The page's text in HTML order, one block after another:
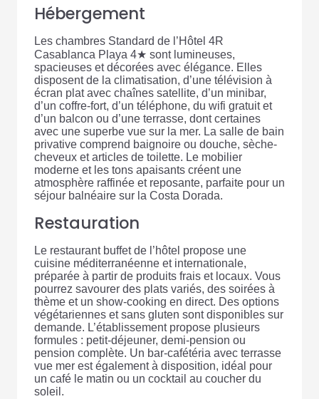
Hébergement
Les chambres Standard de l’Hôtel 4R
Casablanca Playa 4★ sont lumineuses,
spacieuses et décorées avec élégance. Elles
disposent de la climatisation, d’une télévision à
écran plat avec chaînes satellite, d’un minibar,
d’un coffre-fort, d’un téléphone, du wifi gratuit et
d’un balcon ou d’une terrasse, dont certaines
avec une superbe vue sur la mer. La salle de bain
privative comprend baignoire ou douche, sèche-
cheveux et articles de toilette. Le mobilier
moderne et les tons apaisants créent une
atmosphère raffinée et reposante, parfaite pour un
séjour balnéaire sur la Costa Dorada.
Restauration
Le restaurant buffet de l’hôtel propose une
cuisine méditerranéenne et internationale,
préparée à partir de produits frais et locaux. Vous
pourrez savourer des plats variés, des soirées à
thème et un show-cooking en direct. Des options
végétariennes et sans gluten sont disponibles sur
demande. L’établissement propose plusieurs
formules : petit-déjeuner, demi-pension ou
pension complète. Un bar-cafétéria avec terrasse
vue mer est également à disposition, idéal pour
un café le matin ou un cocktail au coucher du
soleil.